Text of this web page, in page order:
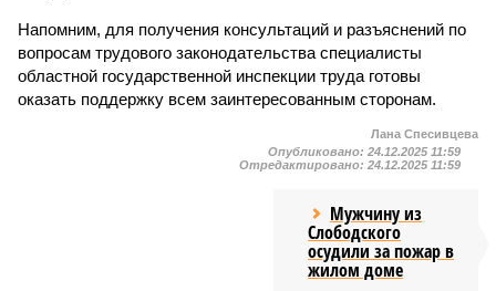
Напомним, для получения консультаций и разъяснений по
вопросам трудового законодательства специалисты
областной государственной инспекции труда готовы
оказать поддержку всем заинтересованным сторонам.
Лана Спесивцева
Опубликовано: 24.12.2025 11:59
Отредактировано: 24.12.2025 11:59
Мужчину из
Слободского
осудили за пожар в
жилом доме